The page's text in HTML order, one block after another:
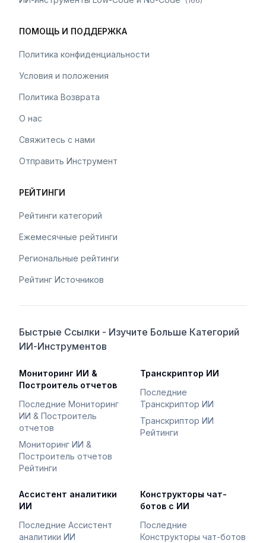
ПОМОЩЬ И ПОДДЕРЖКА
Политика конфиденциальности
Условия и положения
Политика Возврата
О нас
Свяжитесь с нами
Отправить Инструмент
РЕЙТИНГИ
Рейтинги категорий
Ежемесячные рейтинги
Региональные рейтинги
Рейтинг Источников
Быстрые Ссылки - Изучите Больше Категорий
ИИ-Инструментов
Мониторинг ИИ &
Построитель отчетов
Последние Мониторинг
ИИ & Построитель
отчетов
Мониторинг ИИ &
Построитель отчетов
Рейтинги
Транскриптор ИИ
Последние
Транскриптор ИИ
Транскриптор ИИ
Рейтинги
Ассистент аналитики
ИИ
Последние Ассистент
аналитики ИИ
Конструкторы чат-
ботов с ИИ
Последние
Конструкторы чат-ботов